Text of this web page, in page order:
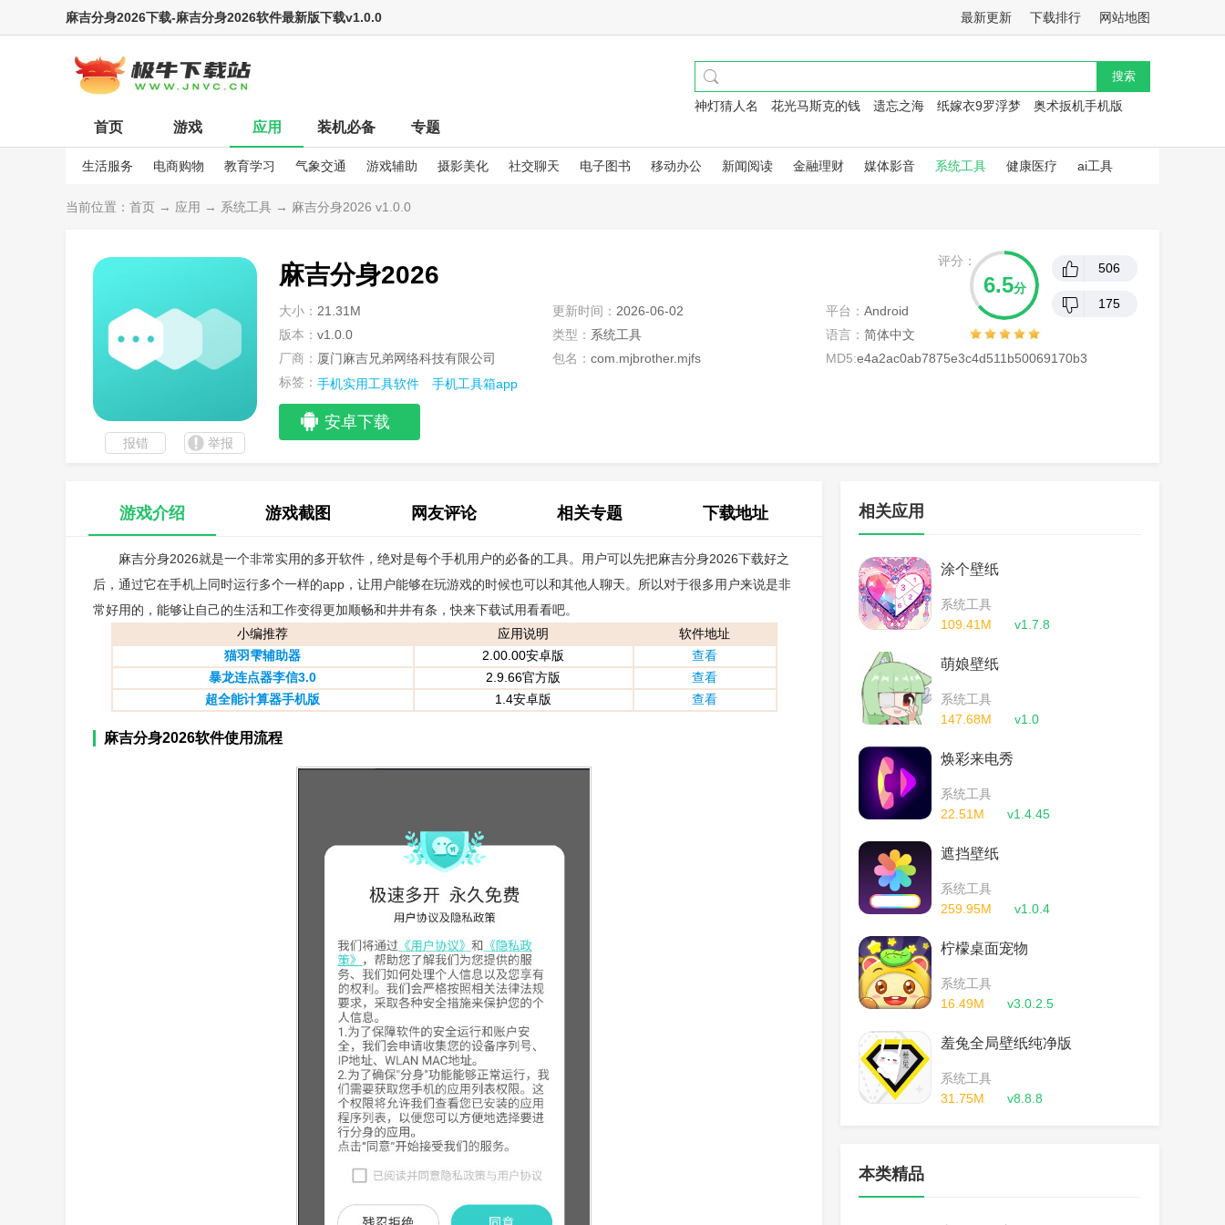
最新更新 下载排行 网站地图
麻吉分身2026下载-麻吉分身2026软件最新版下载v1.0.0
神灯猜人名 花光马斯克的钱 遗忘之海 纸嫁衣9罗浮梦 奥术扳机手机版
首页 游戏 应用 装机必备 专题
生活服务 电商购物 教育学习 气象交通 游戏辅助 摄影美化 社交聊天 电子图书 移动办公 新闻阅读 金融理财 媒体影音 系统工具 健康医疗 ai工具
娱乐资讯
当前位置： 首页 → 应用 → 系统工具 → 麻吉分身2026 v1.0.0
麻吉分身2026
大小： 21.31M 更新时间： 2026-06-02 平台： Android
版本： v1.0.0 类型： 系统工具 语言： 简体中文
厂商： 厦门麻吉兄弟网络科技有限公司 包名： com.mjbrother.mjfs MD5:e4a2ac0ab7875e3c4d511b50069170b3
标签： 手机实用工具软件 手机工具箱app
安卓下载
评分：
6.5分
506
175
报错 举报
游戏介绍 游戏截图 网友评论
(0)
相关专题 下载地址
麻吉分身2026就是一个非常实用的多开软件，绝对是每个手机用户的必备的工具。用户可以先把麻吉分身2026下载好之
后，通过它在手机上同时运行多个一样的app，让用户能够在玩游戏的时候也可以和其他人聊天。所以对于很多用户来说是非
常好用的，能够让自己的生活和工作变得更加顺畅和井井有条，快来下载试用看看吧。
小编推荐
应用说明
软件地址
猫羽雫辅助器
2.00.00安卓版
查看
暴龙连点器李信3.0
2.9.66官方版
查看
超全能计算器手机版
1.4安卓版 查看
麻吉分身2026软件使用流程
相关应用
涂个壁纸
系统工具
109.41M
v1.7.8
萌娘壁纸
系统工具
147.68M
v1.0
焕彩来电秀
系统工具
22.51M
v1.4.45
遮挡壁纸
系统工具
259.95M
v1.0.4
柠檬桌面宠物
系统工具
16.49M
v3.0.2.5
羞兔全局壁纸纯净版
系统工具
31.75M
v8.8.8
本类精品